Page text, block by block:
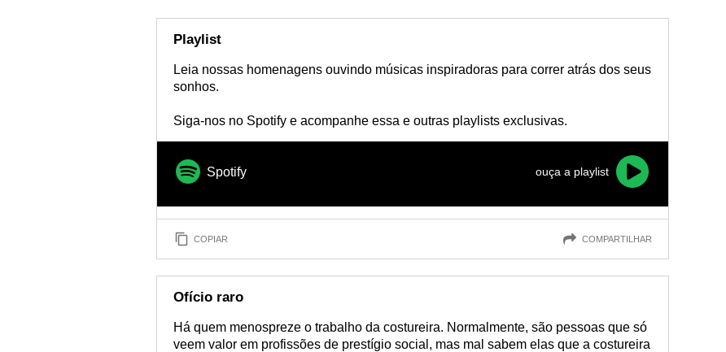
Playlist
Leia nossas homenagens ouvindo músicas inspiradoras para correr atrás dos seus
sonhos.
Siga-nos no Spotify e acompanhe essa e outras playlists exclusivas.
Spotify ouça a playlist
COPIAR COMPARTILHAR
Ofício raro
Há quem menospreze o trabalho da costureira. Normalmente, são pessoas que só
veem valor em profissões de prestígio social, mas mal sabem elas que a costureira